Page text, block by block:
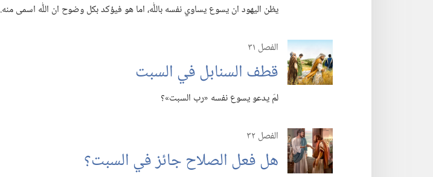
يظن اليهود ان يسوع يساوي نفسه باللّٰه،‏ اما هو فيؤكد بكل وضوح ان اللّٰه اسمى منه.‏
الفصل ٣١
قطف السنابل في السبت
لمَ يدعو يسوع نفسه «رب السبت»؟‏
الفصل ٣٢
هل فعل الصلاح جائز في السبت؟‏